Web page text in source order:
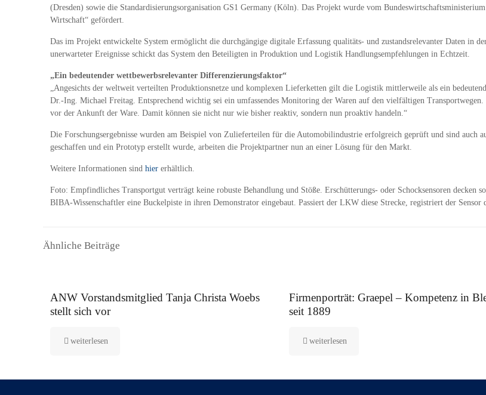
(Dresden) sowie die Standardisierungsorganisation GS1 Germany (Köln). Das Projekt wurde vom
Wirtschaft“ gefördert.
Das im Projekt entwickelte System ermöglicht die durchgängige digitale Erfassung qualitäts- und zustandsrelevanter Daten in
unerwarteter Ereignisse schickt das System den Beteiligten in Produktion und Logistik Handlungsempfehlungen in Echtzeit.
„Ein bedeutender wettbewerbsrelevanter Differenzierungsfaktor“
„Angesichts der weltweit verteilten Produktionsnetze und komplexen Lieferketten gilt die Logistik mittlerweile als ein
Dr.-Ing. Michael Freitag. Entsprechend wichtig sei ein umfassendes Monitoring der Waren auf den vielfältigen
vor der Ankunft der Ware. Damit können sie nicht nur wie bisher reaktiv, sondern nun proaktiv handeln.“
Die Forschungsergebnisse wurden am Beispiel von Zulieferteilen für die Automobilindustrie erfolgreich geprüft und sind auch
geschaffen und ein Prototyp erstellt wurde, arbeiten die Projektpartner nun an einer Lösung für den Markt.
Weitere Informationen sind hier erhältlich.
Foto: Empfindliches Transportgut verträgt keine robuste Behandlung und Stöße. Erschütterungs- oder Schocksensoren decken
BIBA-Wissenschaftler eine Buckelpiste in ihren Demonstrator eingebaut. Passiert der LKW diese Strecke, registriert der
Ähnliche Beiträge
ANW Vorstandsmitglied Tanja Christa Woebs
stellt sich vor
weiterlesen
Firmenporträt: Graepel – Kompetenz in
seit 1889
weiterlesen